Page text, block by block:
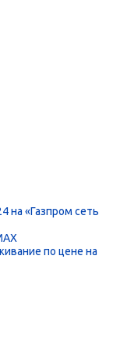
на «Газпром сеть
по цене на